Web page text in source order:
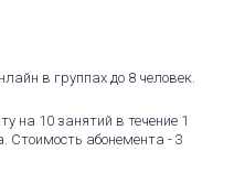
в группах до 8 человек.
на 10 занятий в течение 1
Стоимость абонемента - 3